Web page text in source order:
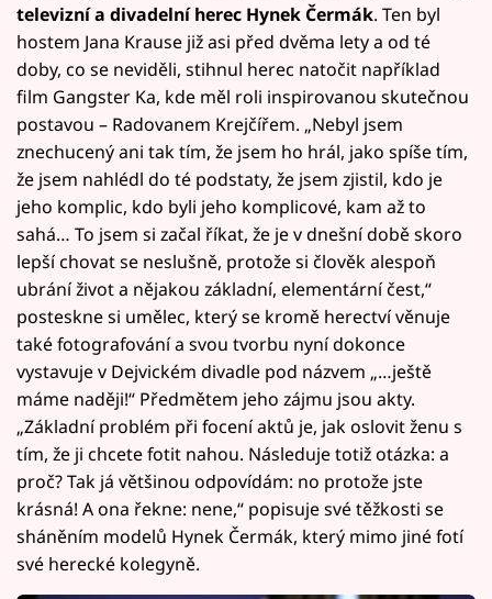
televizní a divadelní herec Hynek Čermák. Ten byl
hostem Jana Krause již asi před dvěma lety a od té
doby, co se neviděli, stihnul herec natočit například
film Gangster Ka, kde měl roli inspirovanou skutečnou
postavou – Radovanem Krejčířem. „Nebyl jsem
znechucený ani tak tím, že jsem ho hrál, jako spíše tím,
že jsem nahlédl do té podstaty, že jsem zjistil, kdo je
jeho komplic, kdo byli jeho komplicové, kam až to
sahá… To jsem si začal říkat, že je v dnešní době skoro
lepší chovat se neslušně, protože si člověk alespoň
ubrání život a nějakou základní, elementární čest,“
posteskne si umělec, který se kromě herectví věnuje
také fotografování a svou tvorbu nyní dokonce
vystavuje v Dejvickém divadle pod názvem „…ještě
máme naději!“ Předmětem jeho zájmu jsou akty.
„Základní problém při focení aktů je, jak oslovit ženu s
tím, že ji chcete fotit nahou. Následuje totiž otázka: a
proč? Tak já většinou odpovídám: no protože jste
krásná! A ona řekne: nene,“ popisuje své těžkosti se
sháněním modelů Hynek Čermák, který mimo jiné fotí
své herecké kolegyně.